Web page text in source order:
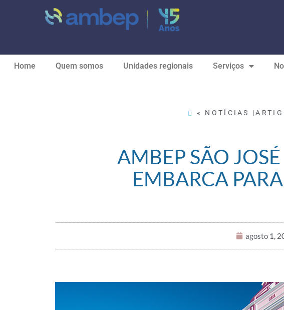
Home Quem somos Unidades regionais Serviços
« NOTÍCIAS |
AMBEP SÃO
EMBARCA
agosto 1,